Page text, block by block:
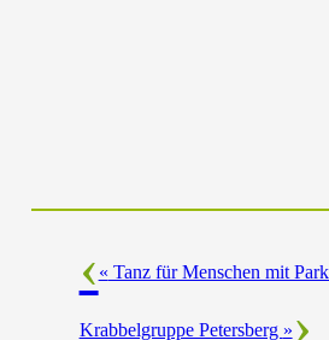
« Tanz für Menschen mit
Krabbelgruppe Petersberg »